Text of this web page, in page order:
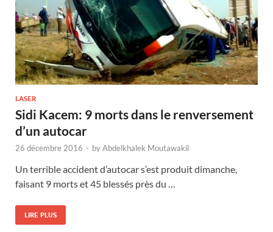
LASER
Sidi Kacem: 9 morts dans le renversement
d’un autocar
26 décembre 2016 - byAbdelkhalek Moutawakil
Un terrible accident d’autocar s’est produit dimanche,
faisant 9 morts et 45 blessés près du …
LIRE PLUS